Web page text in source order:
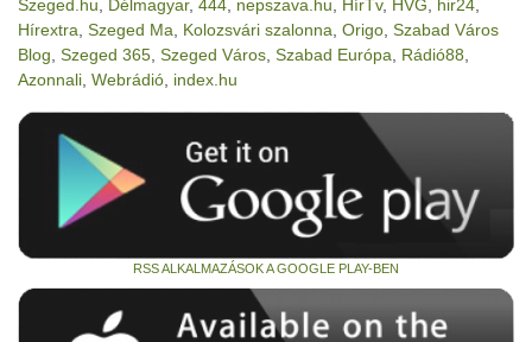
Szeged.hu Délmagyar, 444 nepszava.hu HírTv, HVG hir24
Hírextra Szeged Ma Kolozsvári szalonna Origo Szabad Város
Blog Szeged 365 Szeged Város Szabad Európa Rádió88
Azonnali Webrádió index.hu
RSS ALKALMAZÁSOK A GOOGLE PLAY-BEN